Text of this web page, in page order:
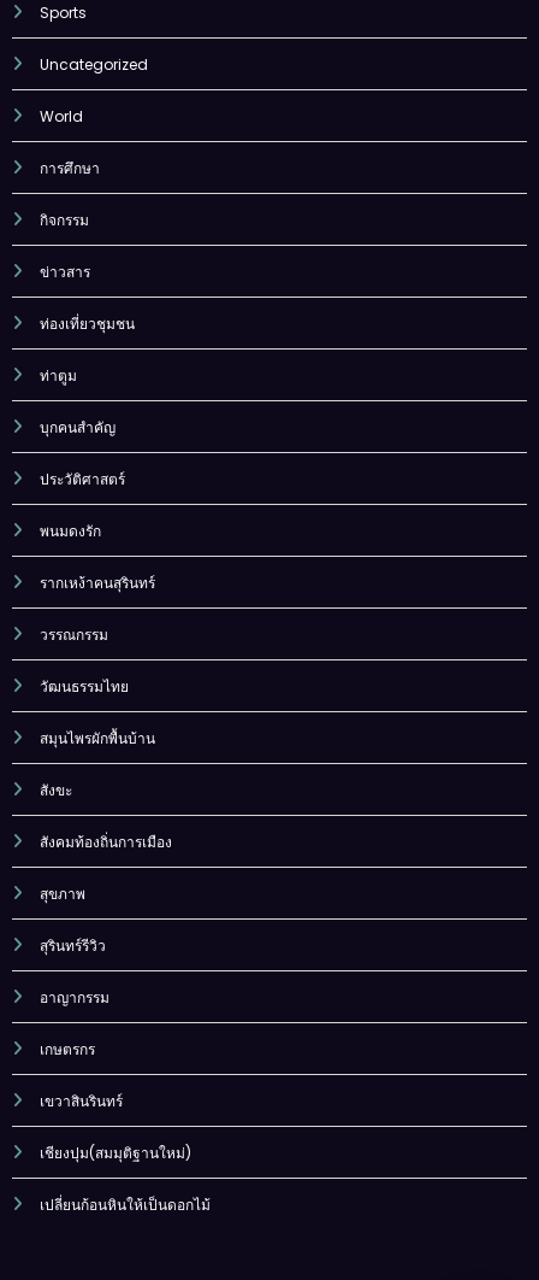
Sports
Uncategorized
World
การศึกษา
กิจกรรม
ข่าวสาร
ท่องเที่ยวชุมชน
ท่าตูม
บุกคนสำคัญ
ประวัติศาสตร์
พนมดงรัก
รากเหง้าคนสุรินทร์
วรรณกรรม
วัฒนธรรมไทย
สมุนไพรผักพื้นบ้าน
สังขะ
สังคมท้องถิ่นการเมือง
สุขภาพ
สุรินทร์รีวิว
อาญากรรม
เกษตรกร
เขวาสินรินทร์
เชียงปุม(สมมุติฐานใหม่)
เปลี่ยนก้อนหินให้เป็นดอกไม้